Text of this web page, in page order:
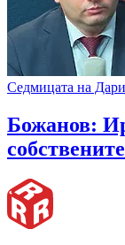
Седмицата на
Божанов: